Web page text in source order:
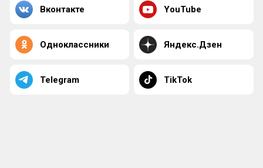
Вконтакте YouTube
Одноклассники Яндекс.Дзен
Telegram TikTok